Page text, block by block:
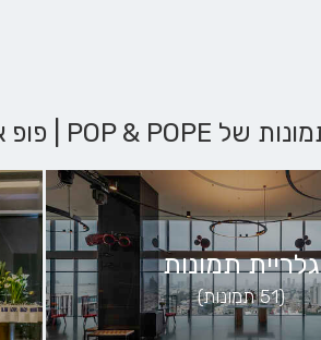
גלריית תמונות
(51 תמונות)